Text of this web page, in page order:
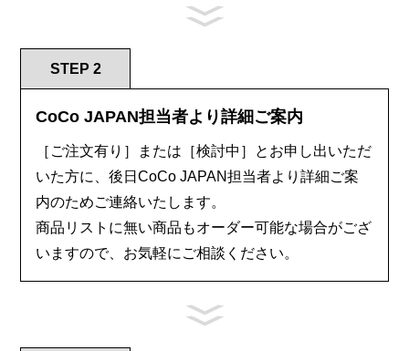
STEP 2
CoCo JAPAN担当者より詳細ご案内
［ご注文有り］または［検討中］とお申し出いただ
いた方に、後日CoCo JAPAN担当者より詳細ご案
内のためご連絡いたします。
商品リストに無い商品もオーダー可能な場合がござ
いますので、お気軽にご相談ください。